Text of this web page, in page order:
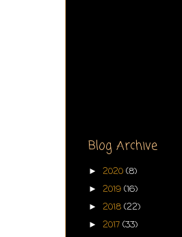
Blog Archive
► 2020 (8)
► 2019 (16)
► 2018 (22)
► 2017 (33)